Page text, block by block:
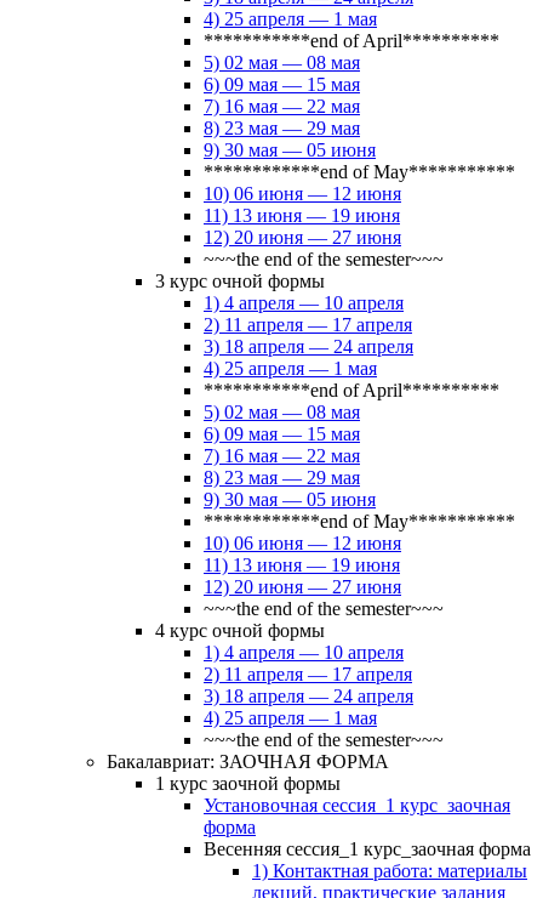
4) 25 апреля — 1 мая
***********end of April**********
5) 02 мая — 08 мая
6) 09 мая — 15 мая
7) 16 мая — 22 мая
8) 23 мая — 29 мая
9) 30 мая — 05 июня
************end of May***********
10) 06 июня — 12 июня
11) 13 июня — 19 июня
12) 20 июня — 27 июня
~~~the end of the semester~~~
3 курс очной формы
1) 4 апреля — 10 апреля
2) 11 апреля — 17 апреля
3) 18 апреля — 24 апреля
4) 25 апреля — 1 мая
***********end of April**********
5) 02 мая — 08 мая
6) 09 мая — 15 мая
7) 16 мая — 22 мая
8) 23 мая — 29 мая
9) 30 мая — 05 июня
************end of May***********
10) 06 июня — 12 июня
11) 13 июня — 19 июня
12) 20 июня — 27 июня
~~~the end of the semester~~~
4 курс очной формы
1) 4 апреля — 10 апреля
2) 11 апреля — 17 апреля
3) 18 апреля — 24 апреля
4) 25 апреля — 1 мая
~~~the end of the semester~~~
Бакалавриат: ЗАОЧНАЯ ФОРМА
1 курс заочной формы
Установочная сессия_1 курс_заочная
форма
Весенняя сессия_1 курс_заочная форма
1) Контактная работа: материалы
лекций, практические задания